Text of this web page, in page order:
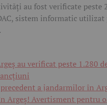
au fost verificate peste
sistem informatic
au verificat peste 1.280
a jandarmilor în
Argeș! Avertisment pentru